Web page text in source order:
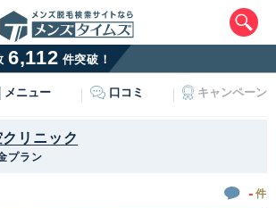
6,112 件突破！
メニュー 口コミ キャンペーン
リニック
プラン
- 件